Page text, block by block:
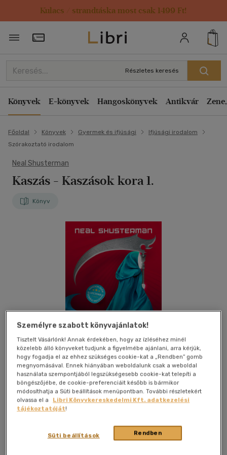
Kulacs / strandtáska most csak 1499 Ft!
Törzsvásárlói Kártya adatai
Részletes keresés
Könyvek E-könyvek Hangoskönyvek Antikvár
Főoldal Könyvek Gyermek és ifjúsági
Ifjúsági irodalom
Szórakoztató irodalom
Neal Shusterman
Kaszás - Kaszások kora 1.
Könyv
Csak online
Kívánságlistához adom Megosztom
Lampion Könyvek|2024| magyar nyelvű|puhatáblás,
Személyre szabott könyvajánlatok!
Tisztelt Vásárlónk! Annak érdekében, hogy az ízléséhez minél
közelebb álló könyveket tudjunk a figyelmébe ajánlani, arra kérjük,
hogy fogadja el az ehhez szükséges cookie-kat a „Rendben” gomb
megnyomásával. Ennek hiányában weboldalunk csak a weboldal
használata szempontjából legszükségesebb cookie-kat telepíti a
böngészőjébe, de cookie-preferenciáit később is bármikor
módosíthatja a Süti beállítások menüpontban. További részletekért
olvassa el a
Libri Könyvkereskedelmi Kft. adatkezelési
tájékoztatóját!
Rendben
Süti beállítások